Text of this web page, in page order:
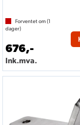
Forventet om (1
dager)
676,-
Ink.mva.